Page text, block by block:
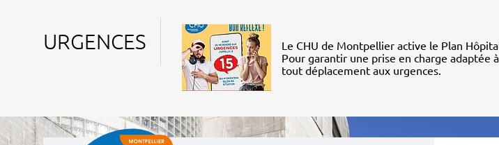
URGENCES
Le CHU de Montpellier active le Plan
Pour garantir une prise en charge adaptée
tout déplacement aux urgences.